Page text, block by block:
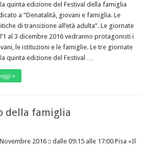
quinta edizione del Festival della famiglia
a “Denatalità, giovani e famiglia. Le
di transizione all’età adulta”. Le giornate
al 3 dicembre 2016 vedranno protagonisti i
le istituzioni e le famiglie. Le tre giornate
quinta edizione del Festival …
»
della famiglia
2016 :: dalle 09:15 alle 17:00 Pisa «Il